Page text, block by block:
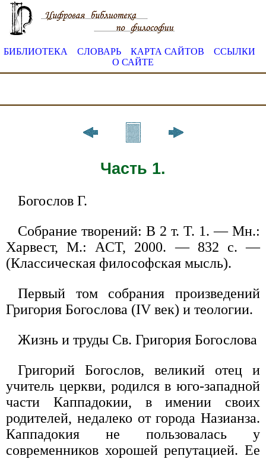
БИБЛИОТЕКА СЛОВАРЬ КАРТА САЙТОВ
ССЫЛКИ
О САЙТЕ
Часть 1.
Богослов Г.
Собрание творений: В 2 т. Т. 1. — Мн.:
Харвест, М.: ACT, 2000. — 832 с. —
(Классическая философская мысль).
Первый том собрания произведений
Григория Богослова (IV век) и теологии.
Жизнь и труды Св. Григория Богослова
Григорий Богослов, великий отец и
учитель церкви, родился в юго-западной
части Каппадокии, в имении своих
родителей, недалеко от города Назианза.
Каппадокия не пользовалась у
современников хорошей репутацией. Ее